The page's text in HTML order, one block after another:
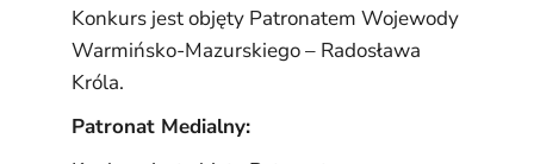
Konkurs jest objęty Patronatem Wojewody
Warmińsko-Mazurskiego – Radosława
Króla.
Patronat Medialny: